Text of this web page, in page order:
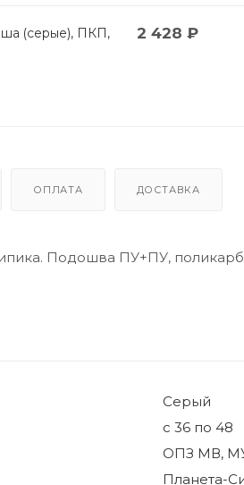
(серые), ПКП,
2 428 ₽
ОПЛАТА ДОСТАВКА
Подошва ПУ+ПУ,
Серый
с 36 по 48
ОПЗ МВ,
Планета-